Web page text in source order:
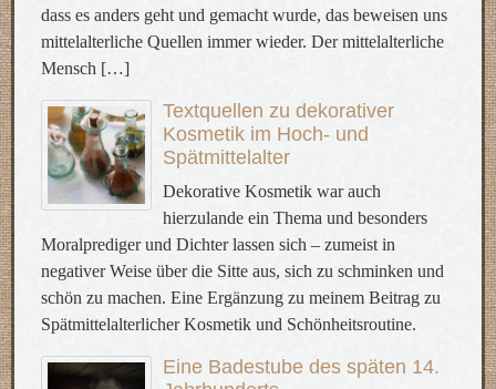
dass es anders geht und gemacht wurde, das beweisen uns
mittelalterliche Quellen immer wieder. Der mittelalterliche
Mensch […]
Textquellen zu dekorativer
Kosmetik im Hoch- und
Spätmittelalter
Dekorative Kosmetik war auch
hierzulande ein Thema und besonders
Moralprediger und Dichter lassen sich – zumeist in
negativer Weise über die Sitte aus, sich zu schminken und
schön zu machen. Eine Ergänzung zu meinem Beitrag zu
Spätmittelalterlicher Kosmetik und Schönheitsroutine.
Eine Badestube des späten 14.